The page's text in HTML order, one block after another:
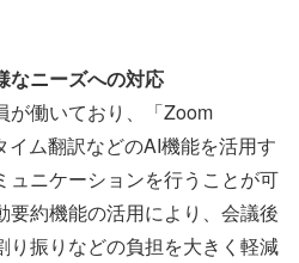
なニーズへの対応
が働いており、「Zoom
ム翻訳などのAI機能を活用す
ュニケーションを行うことが可
要約機能の活用により、会議後
り振りなどの負担を大きく軽減